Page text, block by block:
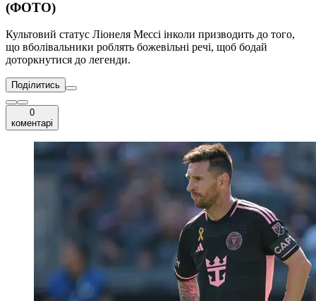
(ФОТО)
Культовий статус Ліонеля Мессі інколи призводить до того,
що вболівальники роблять божевільні речі, щоб бодай
доторкнутися до легенди.
Поділитись
0
коментарі